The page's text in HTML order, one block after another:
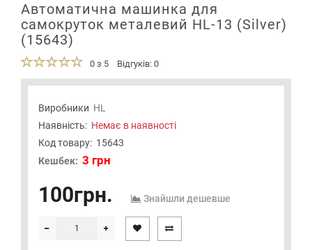
Автоматична машинка для
самокруток металевий HL-13 (Silver)
(15643)
0 з 5 Відгуків: 0
Виробники HL
Наявність: Немає в наявності
Код товару: 15643
Кешбек: 3 грн
100грн. Знайшли дешевше